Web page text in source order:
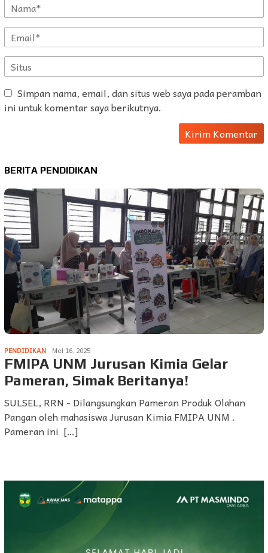
Simpan nama, email, dan situs web saya pada peramban
ini untuk komentar saya berikutnya.
BERITA PENDIDIKAN
PENDIDIKAN Mei 16, 2025
FMIPA UNM Jurusan Kimia Gelar
Pameran, Simak Beritanya!
SULSEL, RRN - Dilangsungkan Pameran Produk Olahan
Pangan oleh mahasiswa Jurusan Kimia FMIPA UNM .
Pameran ini […]